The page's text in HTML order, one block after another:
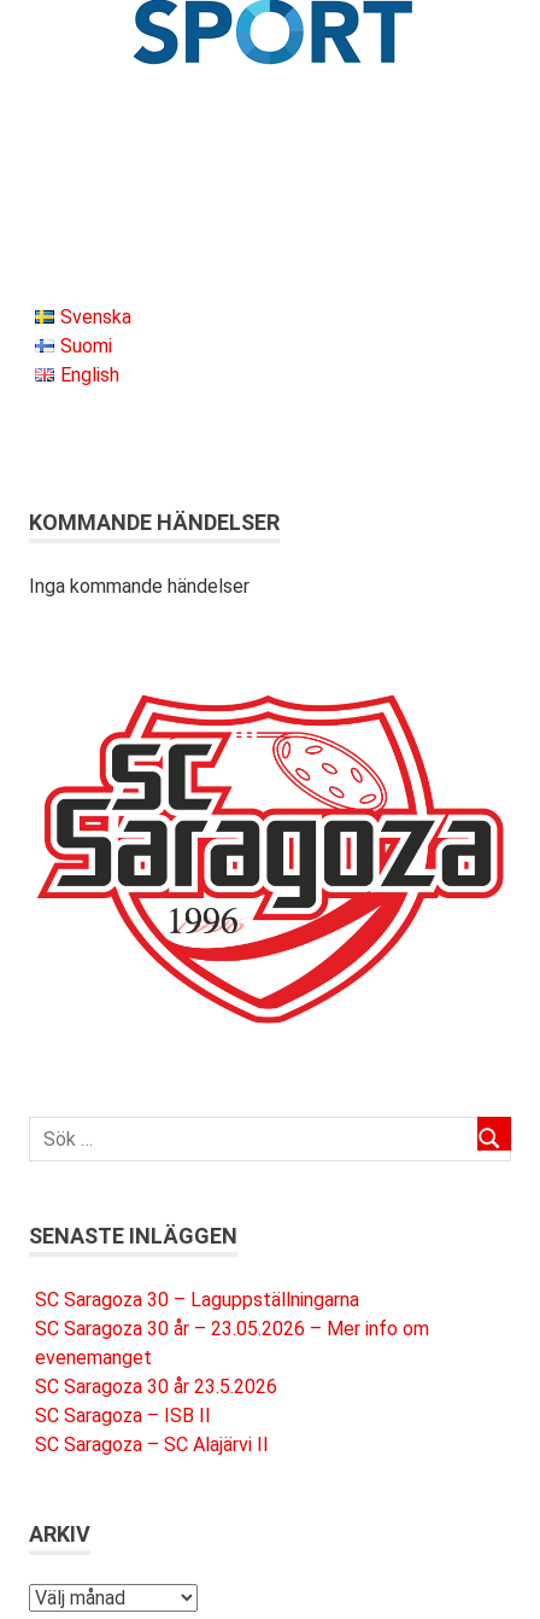
Svenska
Suomi
English
KOMMANDE HÄNDELSER
Inga kommande händelser
SENASTE INLÄGGEN
SC Saragoza 30 – Laguppställningarna
SC Saragoza 30 år – 23.05.2026 – Mer info om
evenemanget
SC Saragoza 30 år 23.5.2026
SC Saragoza – ISB II
SC Saragoza – SC Alajärvi II
ARKIV
Arkiv